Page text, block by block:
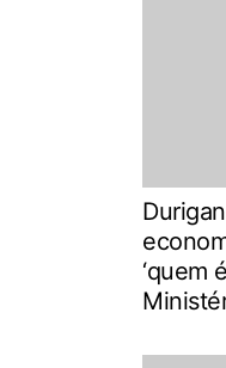
‘quem